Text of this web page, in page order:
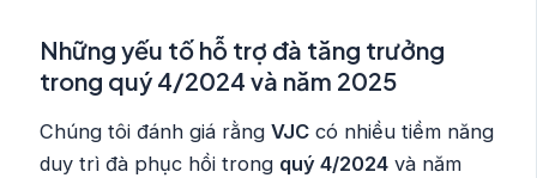
Những yếu tố hỗ trợ đà tăng trưởng
trong quý 4/2024 và năm 2025
Chúng tôi đánh giá rằngVJC có nhiều tiềm năng
duy trì đà phục hồi trong quý 4/2024 và năm